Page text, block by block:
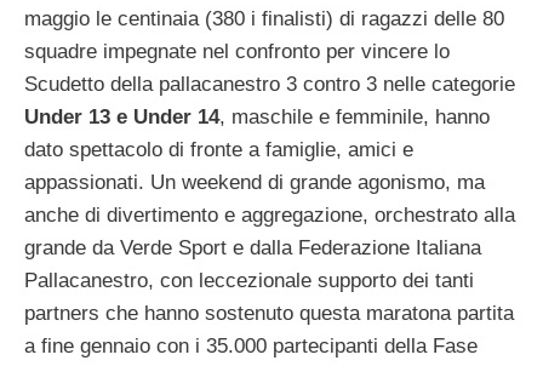
maggio le centinaia (380 i finalisti) di ragazzi delle 80
squadre impegnate nel confronto per vincere lo
Scudetto della pallacanestro 3 contro 3 nelle categorie
Under 13 e Under 14, maschile e femminile, hanno
dato spettacolo di fronte a famiglie, amici e
appassionati. Un weekend di grande agonismo, ma
anche di divertimento e aggregazione, orchestrato alla
grande da Verde Sport e dalla Federazione Italiana
Pallacanestro, con leccezionale supporto dei tanti
partners che hanno sostenuto questa maratona partita
a fine gennaio con i 35.000 partecipanti della Fase